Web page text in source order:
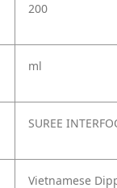
200
ml
SUREE
Vietnamese